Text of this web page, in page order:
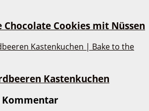
Chocolate Cookies mit Nüssen
Kastenkuchen
Kommentar